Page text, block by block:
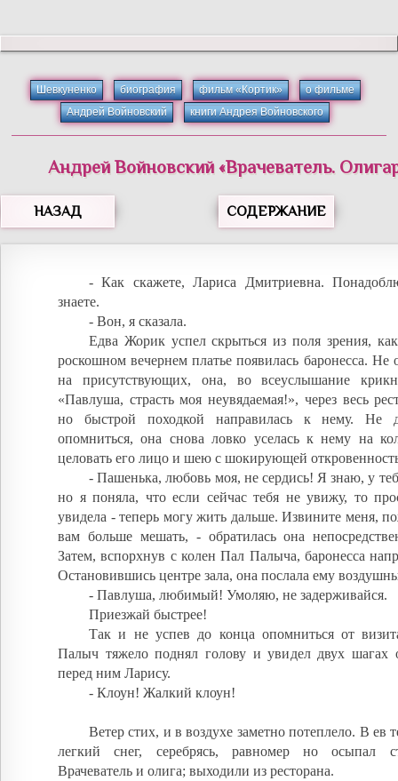
Шевкуненко биография фильм «Кортик»
о фильме
Андрей Войновский
книги Андрея Войновского
Андрей Войновский«Врачеватель.
НАЗАД СОДЕРЖАНИЕ
- Как скажете, Лариса Дмитриевна.
знаете.
- Вон, я сказала.
Едва Жорик успел скрыться из поля зрения,
роскошном вечернем платье появилась баронесса. Не
на присутствующих, она, во всеуслышание
«Павлуша, страсть моя неувядаемая!», через весь
но быстрой походкой направилась к нему. Не
опомниться, она снова ловко уселась к нему на
целовать его лицо и шею с шокирующей
- Пашенька, любовь моя, не сердись! Я знаю, у
но я поняла, что если сейчас тебя не увижу, то
увидела - теперь могу жить дальше. Извините меня,
вам больше мешать, - обратилась она
Затем, вспорхнув с колен Пал Палыча, баронесса
Остановившись центре зала, она послала ему
- Павлуша, любимый! Умоляю, не задерживайся.
Приезжай быстрее!
Так и не успев до конца опомниться от
Палыч тяжело поднял голову и увидел двух шагах
перед ним Ларису.
- Клоун! Жалкий клоун!
Ветер стих, и в воздухе заметно потеплело. В ев
легкий снег, серебрясь, равномер но осыпал
Врачеватель и олига; выходили из ресторана.